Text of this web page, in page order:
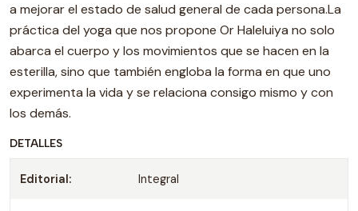
a mejorar el estado de salud general de cada persona.La
práctica del yoga que nos propone Or Haleluiya no solo
abarca el cuerpo y los movimientos que se hacen en la
esterilla, sino que también engloba la forma en que uno
experimenta la vida y se relaciona consigo mismo y con
los demás.
DETALLES
Editorial: Integral